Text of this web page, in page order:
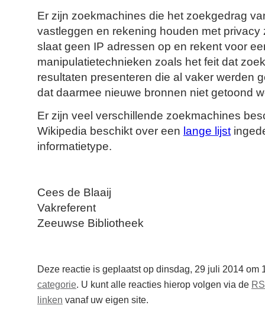
Er zijn zoekmachines die het zoekgedrag
vastleggen en rekening houden met
slaat geen IP adressen op en rekent voor
manipulatietechnieken zoals het feit dat
resultaten presenteren die al vaker werden
dat daarmee nieuwe bronnen niet getoond
Er zijn veel verschillende zoekmachines
Wikipedia beschikt over een lange lijst
informatietype.
Cees de Blaaij
Vakreferent
Zeeuwse Bibliotheek
Deze reactie is geplaatst op dinsdag, 29 juli 2014 om
categorie. U kunt alle reacties hierop volgen via de
linken vanaf uw eigen site.